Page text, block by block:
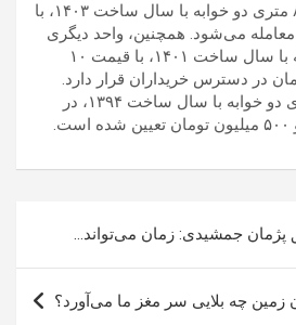
در «مجیدیه» یک واحد ۸۸ متری دو خوابه با سال ساخت ۱۴۰۳، با
تومان معامله می‌شود. همچنین، واحد دیگری
به متراژ ۹۶ متر دو خوابه با سال ساخت ۱۴۰۱، با قیمت ۱۰
قیمت یک واحد ۱۳۵ متری دو خوابه با سال ساخت ۱۳۹۴، در
جمشیدی: زمان می‌تواند…
چه بلایی سر مغز ما می‌آورد؟